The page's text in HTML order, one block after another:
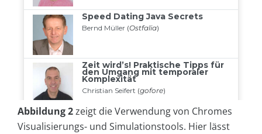
Abbildung 2zeigt die Verwendung von Chromes
Visualisierungs- und Simulationstools. Hier lässt